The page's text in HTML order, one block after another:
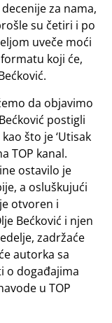
za nama,
su četiri i po
uveče moći
koji će,
da objavimo
postigli
što je ‘Utisak
TOP kanal.
ostavilo je
a osluškujući
otvoren i
Bećković i njen
zadržaće
autorka sa
o događajima
u TOP